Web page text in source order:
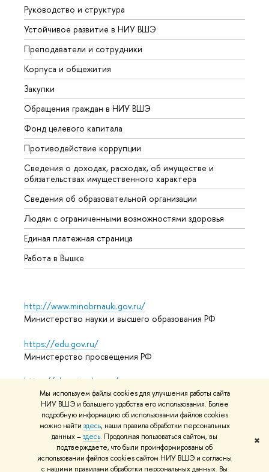
Мы используем файлы cookies для улучшения работы сайта
НИУ ВШЭ и большего удобства его использования. Более
подробную информацию об использовании файлов cookies
можно найти здесь, наши правила обработки персональных
данных –здесь. Продолжая пользоваться сайтом, вы
подтверждаете, что были проинформированы об
использовании файлов cookies сайтом НИУ ВШЭ и согласны
с нашими правилами обработки персональных данных. Вы
✖
Руководство и структура
Устойчивое развитие в НИУ ВШЭ
Преподаватели и сотрудники
Корпуса и общежития
Закупки
Обращения граждан в НИУ ВШЭ
Фонд целевого капитала
Противодействие коррупции
Сведения о доходах, расходах, об имуществе и
обязательствах имущественного характера
Сведения об образовательной организации
Людям с ограниченными возможностями здоровья
Единая платежная страница
Работа в Вышке
http://www.minobrnauki.gov.ru/
Министерство науки и высшего образования РФ
https://edu.gov.ru/
Министерство просвещения РФ
https://elearning.hse.ru/mooc
Массовые открытые онлайн-курсы
© НИУ ВШЭ 1993–2026 Адреса и контактыУсловия
использования материаловПолитика конфиденциальности
Карта сайта